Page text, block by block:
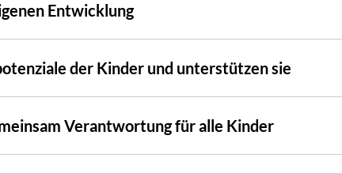
Entwicklung
der Kinder und unterstützen sie
Verantwortung für alle Kinder